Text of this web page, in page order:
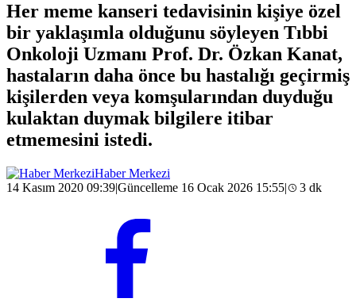
Her meme kanseri tedavisinin kişiye özel
bir yaklaşımla olduğunu söyleyen Tıbbi
Onkoloji Uzmanı Prof. Dr. Özkan Kanat,
hastaların daha önce bu hastalığı geçirmiş
kişilerden veya komşularından duyduğu
kulaktan duymak bilgilere itibar
etmemesini istedi.
Haber Merkezi
14 Kasım 2020 09:39|Güncelleme 16 Ocak 2026 15:55| 3 dk